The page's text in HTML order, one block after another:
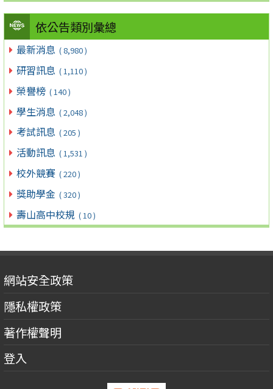
依公告類別彙總
最新消息 ( 8,980 )
研習訊息 ( 1,110 )
榮譽榜 ( 140 )
學生消息 ( 2,048 )
考試訊息 ( 205 )
活動訊息 ( 1,531 )
校外競賽 ( 220 )
獎助學金 ( 320 )
壽山高中校規 ( 10 )
網站安全政策
隱私權政策
著作權聲明
登入